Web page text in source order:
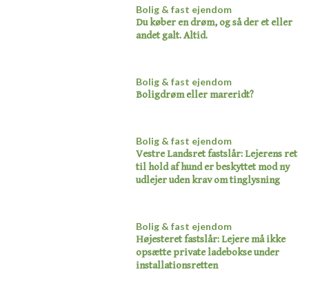
Bolig & fast ejendom
Du køber en drøm, og så der et eller
andet galt. Altid.​
Bolig & fast ejendom
Boligdrøm eller mareridt?
Bolig & fast ejendom
Vestre Landsret fastslår: Lejerens ret
til hold af hund er beskyttet mod ny
udlejer uden krav om tinglysning​
Bolig & fast ejendom
Højesteret fastslår: Lejere må ikke
opsætte private ladebokse under
installationsretten​